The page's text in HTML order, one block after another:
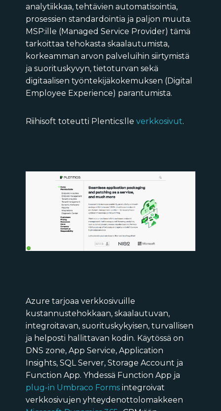
analytiikkaa, tehtävien automatisointia,
prosessien standardointia ja paljon muuta.
MSP:ille (Managed Service Provider) tämä
tarkoittaa tehokasta skaalautumista,
korkeamman arvon palveluihin siirtymistä
ja suorituskyvyn, tietoturvan sekä
digitaalisen työntekijäkokemuksen (Digital
Employee Experience) parantumista.
Riihisoft toteutti Plentics:lle verkkosivut.
Azure tarjoaa verkkosivuille
kustannustehokkaan, skaalautuvan,
integroitavan, suorituskykyisen, turvallisen
ja helposti hallittavan kodin. Käytössä on
DNS zone, App Service, Application
Insights, SQL Server, Storage Account ja
Function App. Yhdessä Function App ja
plug-in Umbraco Forms integroivat
verkkosivujen yhteydenottolomakkeen